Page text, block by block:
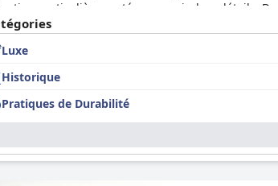
particulière portée aux moindres détails.
de luxe et de confort au cœur de
Luxe
Historique
Pratiques de Durabilité